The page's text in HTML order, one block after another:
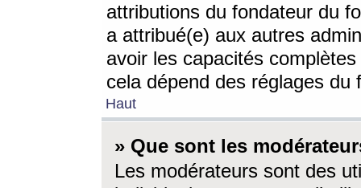
attributions du fondateur du
a attribué(e) aux autres
avoir les capacités
cela dépend des réglages du
Haut
» Que sont les
Les modérateurs sont des